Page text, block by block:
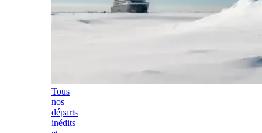
Tous
nos
départs
inédits